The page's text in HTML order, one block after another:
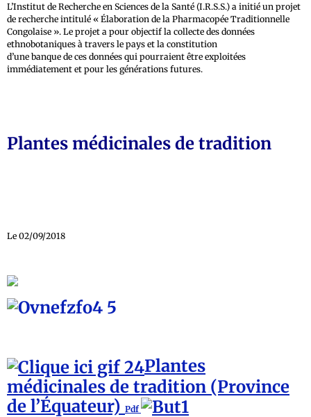
L’Institut de Recherche en Sciences de la Santé (I.R.S.S.) a initié un projet
de recherche intitulé « Élaboration de la Pharmacopée Traditionnelle
Congolaise ». Le projet a pour objectif la collecte des données
ethnobotaniques à travers le pays et la constitution
d’une banque de ces données qui pourraient être exploitées
immédiatement et pour les générations futures.
Plantes médicinales de tradition
Le 02/09/2018
Plantes
médicinales de tradition (Province
de l’Équateur) Pdf